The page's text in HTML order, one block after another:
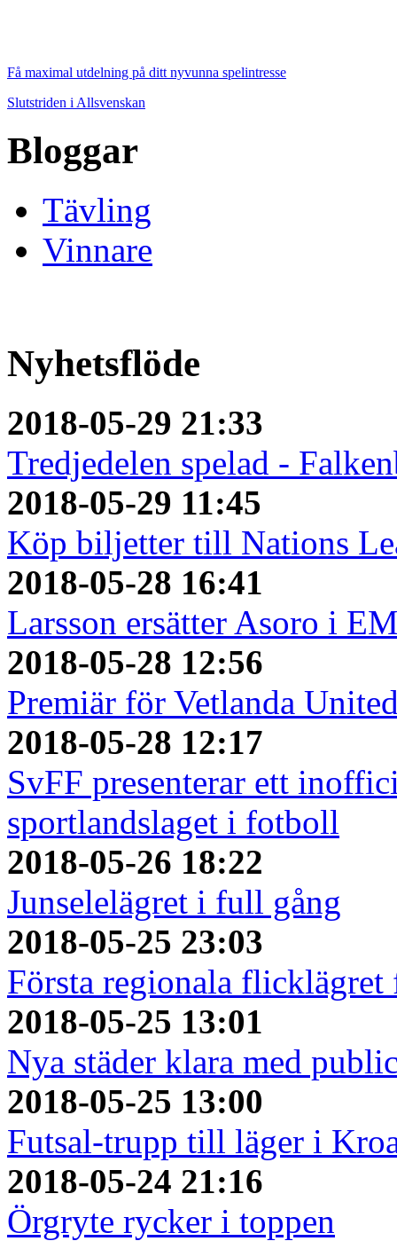
Få maximal utdelning på ditt nyvunna spelintresse
Slutstriden i Allsvenskan
Bloggar
Tävling
Vinnare
Nyhetsflöde
2018-05-29 21:33
Tredjedelen spelad -
2018-05-29 11:45
Köp biljetter till Nations
2018-05-28 16:41
Larsson ersätter Asoro i
2018-05-28 12:56
Premiär för Vetlanda
2018-05-28 12:17
SvFF presenterar ett
sportlandslaget i fotboll
2018-05-26 18:22
Junselelägret i full gång
2018-05-25 23:03
Första regionala
2018-05-25 13:01
Nya städer klara med
2018-05-25 13:00
Futsal-trupp till läger i
2018-05-24 21:16
Örgryte rycker i toppen